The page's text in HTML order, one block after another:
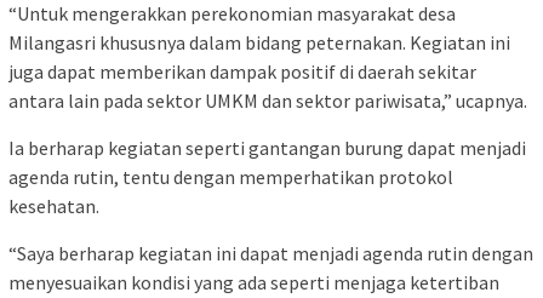
“Untuk mengerakkan perekonomian masyarakat desa
Milangasri khususnya dalam bidang peternakan. Kegiatan ini
juga dapat memberikan dampak positif di daerah sekitar
antara lain pada sektor UMKM dan sektor pariwisata,” ucapnya.
Ia berharap kegiatan seperti gantangan burung dapat menjadi
agenda rutin, tentu dengan memperhatikan protokol
kesehatan.
“Saya berharap kegiatan ini dapat menjadi agenda rutin dengan
menyesuaikan kondisi yang ada seperti menjaga ketertiban